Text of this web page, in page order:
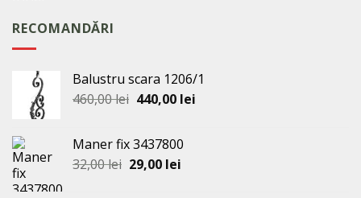
RECOMANDĂRI
Balustru scara 1206/1
460,00lei Prețul
fost:
460,00 lei.
440,00 leiPrețul
Maner fix 3437800
32,00lei Prețul
29,00 leiPrețul